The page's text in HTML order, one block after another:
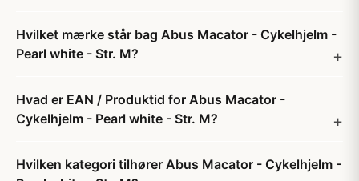
Hvilket mærke står bag Abus Macator - Cykelhjelm -
Pearl white - Str. M?
Hvad er EAN / Produktid for Abus Macator -
Cykelhjelm - Pearl white - Str. M?
Hvilken kategori tilhører Abus Macator - Cykelhjelm -